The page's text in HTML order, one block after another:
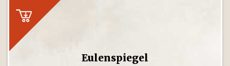
Eulenspiegel